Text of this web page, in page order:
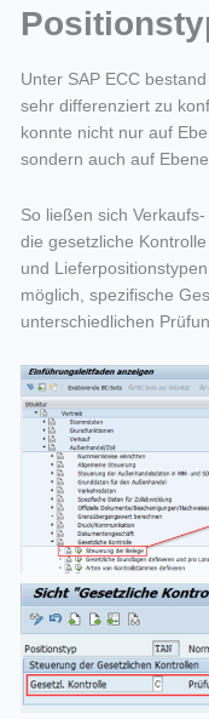
Unter SAP ECC
sehr differenziert zu
konnte nicht nur auf
sondern auch auf
So ließen sich
die gesetzliche
und
möglich, spezifische
unterschiedlichen